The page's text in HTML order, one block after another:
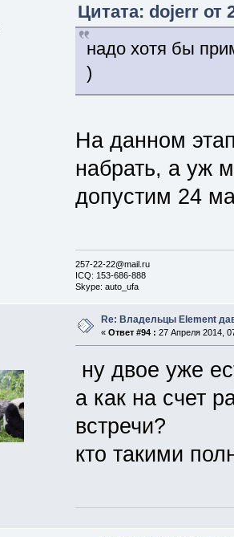
Цитата: dojerr от
надо хотя бы
)
На данном
набрать, а уж
допустим 24
257-22-22@mail.ru
ICQ: 153-686-888
Skype: auto_ufa
Re: Владельцы Element
«Ответ #94 : 27 Апреля 2014,
ну двое уже
а как на счет
встречи?
кто такими